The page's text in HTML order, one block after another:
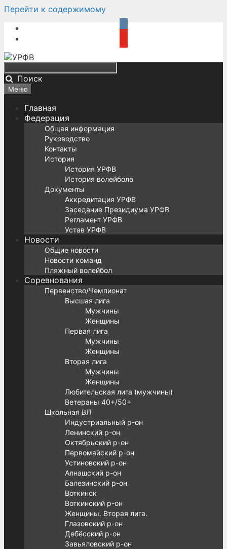
Перейти к содержимому
Поиск
Меню
Главная
Федерация
Общая информация
Руководство
Контакты
История
История УРФВ
История волейбола
Документы
Аккредитация УРФВ
Заседание Президиума УРФВ
Регламент УРФВ
Устав УРФВ
Новости
Общие новости
Новости команд
Пляжный волейбол
Соревнования
Первенство/Чемпионат
Высшая лига
Мужчины
Женщины
Первая лига
Мужчины
Женщины
Вторая лига
Мужчины
Женщины
Любительская лига (мужчины)
Ветераны 40+/50+
Школьная ВЛ
Индустриальный р-он
Ленинский р-он
Октябрьский р-он
Первомайский р-он
Устиновский р-он
Алнашский р-он
Балезинский р-он
Воткинск
Воткинский р-он
Женщины. Вторая лига.
Глазовский р-он
Дебёсский р-он
Завьяловский р-он